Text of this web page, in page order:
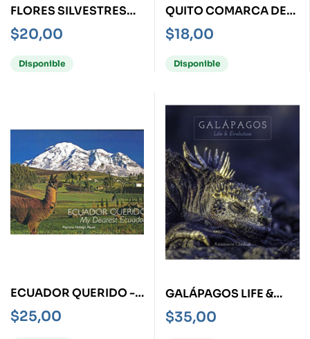
FLORES SILVESTRES
DEL ECUADOR -RUST-
$20,00
Disponible
QUITO COMARCA DE
CONTRASTES -RUST-
$18,00
Disponible
ECUADOR QUERIDO -
TD- ESP-ING
$25,00
GALÁPAGOS LIFE &
EVOLUTION -TD- -
BOLS-
$35,00